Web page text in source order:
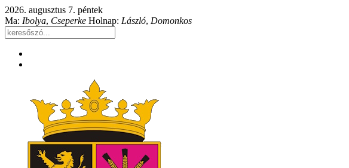
2026. augusztus 7. péntek
Ma: Ibolya, Cseperke Holnap: László, Domonkos